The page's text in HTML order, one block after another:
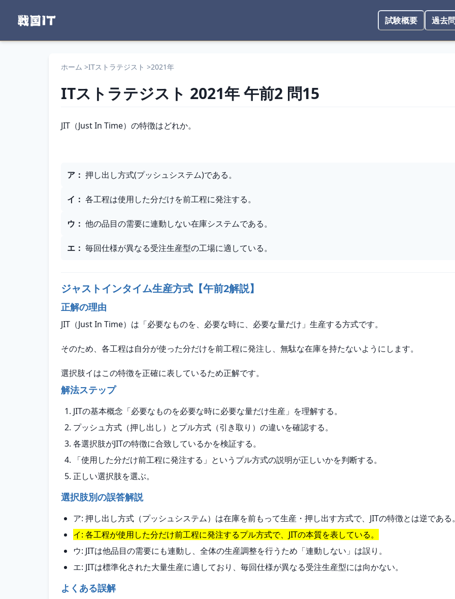
試験概要 過去
ホーム >ITストラテジスト >2021年
ITストラテジスト 2021年午前2 問15
問題文
JIT（Just In Time）の特徴はどれか。
選択肢
ア ： 押し出し方式(プッシュシステム)である。
イ ： 各工程は使用した分だけを前工程に発注する。
ウ ： 他の品目の需要に連動しない在庫システムである。
エ ： 毎回仕様が異なる受注生産型の工場に適している。
ジャストインタイム生産方式【午前2解説】
正解の理由
JIT（Just In Time）は「必要なものを、必要な時に、必要な量だけ」生産する方式です。
そのため、各工程は自分が使った分だけを前工程に発注し、無駄な在庫を持たないようにします。
選択肢イはこの特徴を正確に表しているため正解です。
解法ステップ
JITの基本概念「必要なものを必要な時に必要な量だけ生産」を理解する。
プッシュ方式（押し出し）とプル方式（引き取り）の違いを確認する。
各選択肢がJITの特徴に合致しているかを検証する。
「使用した分だけ前工程に発注する」というプル方式の説明が正しいかを判断する。
正しい選択肢を選ぶ。
選択肢別の誤答解説
ア: 押し出し方式（プッシュシステム）は在庫を前もって生産・押し出す方式で、JITの特徴とは逆である
イ: 各工程が使用した分だけ前工程に発注するプル方式で、JITの本質を表している。
ウ: JITは他品目の需要にも連動し、全体の生産調整を行うため「連動しない」は誤り。
エ: JITは標準化された大量生産に適しており、毎回仕様が異なる受注生産型には向かない。
よくある誤解